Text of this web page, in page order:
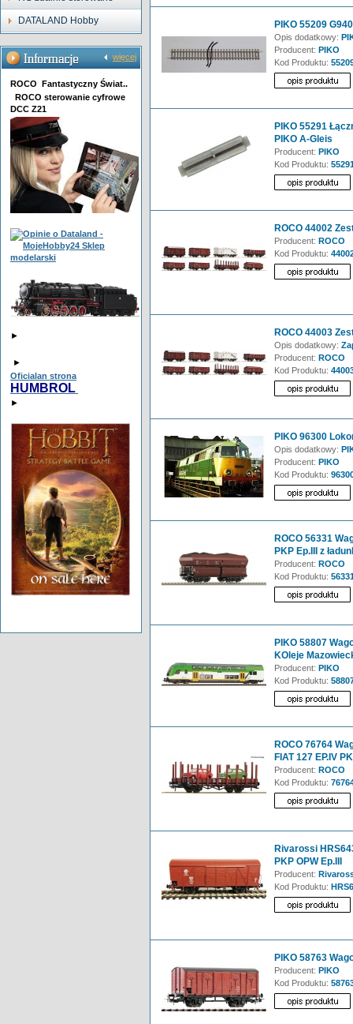
DATALAND Hobby
więcej
ROCO Fantastyczny Świat..
ROCO sterowanie cyfrowe
DCC Z21
►
►
Oficialan strona
HUMBROL
►
PIKO 55209
Opis dodatkowy:
Producent: PIKO
Kod Produktu:
PIKO 55291
PIKO A-Gleis
Producent: PIKO
Kod Produktu:
ROCO 44002
Producent: ROCO
Kod Produktu:
ROCO 44003
Opis dodatkowy:
Producent: ROCO
Kod Produktu:
PIKO 96300
Opis dodatkowy:
Producent: PIKO
Kod Produktu:
ROCO 56331
PKP Ep.III z
Producent: ROCO
Kod Produktu:
PIKO 58807
KOleje
Producent: PIKO
Kod Produktu:
ROCO 76764
FIAT 127 EP.IV
Producent: ROCO
Kod Produktu:
Rivarossi
PKP OPW Ep.III
Producent:
Kod Produktu:
PIKO 58763
Producent: PIKO
Kod Produktu: